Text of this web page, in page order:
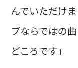
んでいただけ
ブならではの
どころです」